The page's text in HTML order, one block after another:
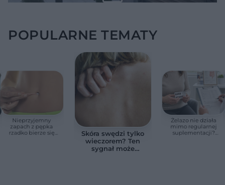
POPULARNE TEMATY
Nieprzyjemny
zapach z pępka
rzadko bierze się
Skóra swędzi tylko
wieczorem? Ten
sygnał może
Żelazo nie działa
mimo regularnej
suplementacji?